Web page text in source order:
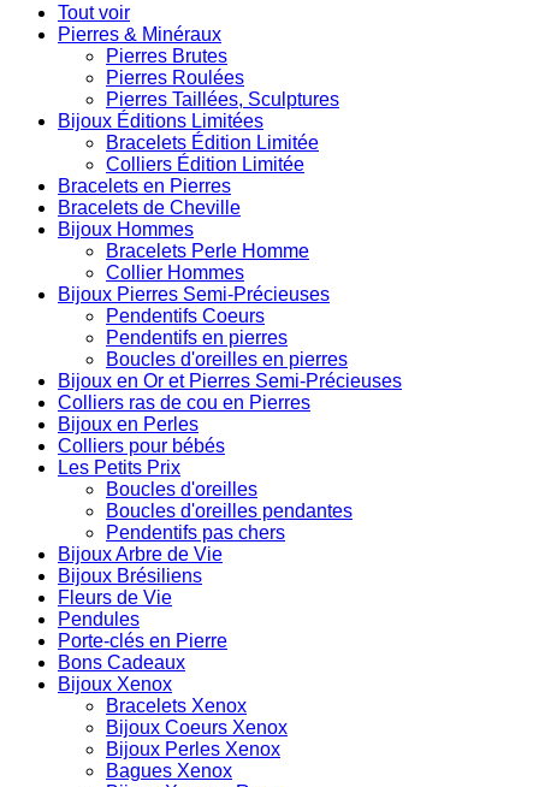
Tout voir
Pierres & Minéraux
Pierres Brutes
Pierres Roulées
Pierres Taillées, Sculptures
Bijoux Éditions Limitées
Bracelets Édition Limitée
Colliers Édition Limitée
Bracelets en Pierres
Bracelets de Cheville
Bijoux Hommes
Bracelets Perle Homme
Collier Hommes
Bijoux Pierres Semi-Précieuses
Pendentifs Coeurs
Pendentifs en pierres
Boucles d'oreilles en pierres
Bijoux en Or et Pierres Semi-Précieuses
Colliers ras de cou en Pierres
Bijoux en Perles
Colliers pour bébés
Les Petits Prix
Boucles d'oreilles
Boucles d'oreilles pendantes
Pendentifs pas chers
Bijoux Arbre de Vie
Bijoux Brésiliens
Fleurs de Vie
Pendules
Porte-clés en Pierre
Bons Cadeaux
Bijoux Xenox
Bracelets Xenox
Bijoux Coeurs Xenox
Bijoux Perles Xenox
Bagues Xenox